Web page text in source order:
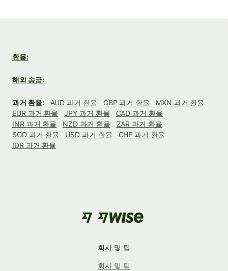
환율:
해외 송금:
과거 환율: AUD 과거 환율 GBP 과거 환율
MXN 과거 환율
EUR 과거 환율
JPY 과거 환율
CAD 과거 환율
INR 과거 환율
NZD 과거 환율
ZAR 과거 환율
SGD 과거 환율
USD 과거 환율
CHF 과거 환율
IDR 과거 환율
회사 및 팀
회사 및 팀